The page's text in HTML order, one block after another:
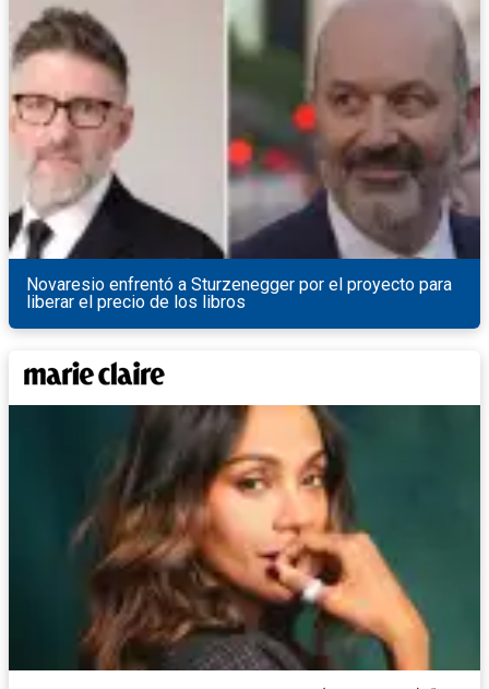
Novaresio enfrentó a Sturzenegger por el proyecto para
liberar el precio de los libros